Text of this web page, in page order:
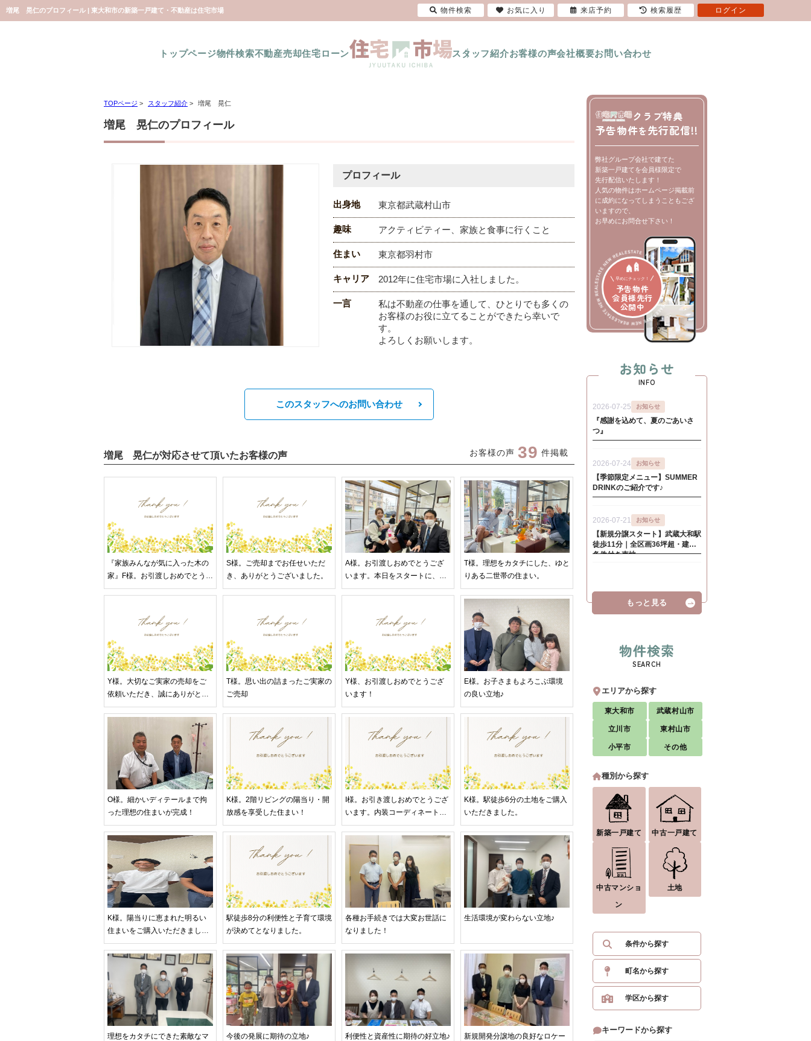
増尾 晃仁のプロフィール | 東大和市の新築一戸建て・不動産は住宅市場
トップページ物件検索不動産売却住宅ローン スタッフ紹介お客様の声会社概要お問い合わせ
TOPページ > スタッフ紹介 > 増尾 晃仁
増尾 晃仁のプロフィール
プロフィール
出身地 東京都武蔵村山市
趣味 アクティビティー、家族と食事に行くこと
住まい 東京都羽村市
キャリア 2012年に住宅市場に入社しました。
一言
私は不動産の仕事を通して、ひとりでも多くの
お客様のお役に立てることができたら幸いで
す。
よろしくお願いします。
このスタッフへのお問い合わせ
増尾 晃仁が対応させて頂いたお客様の声 39
『家族みんなが気に入った木の
家』F様。お引渡しおめでとうご
ざいます
S様。ご売却までお任せいただ
き、ありがとうございました。
A様。お引渡しおめでとうござ
います。本日をスタートに、素
敵な毎日が続きますように。
T様。理想をカタチにした、ゆと
りある二世帯の住まい。
Y様。大切なご実家の売却をご
依頼いただき、誠にありがとう
ございました。
T様。思い出の詰まったご実家の
ご売却
Y様、お引渡しおめでとうござ
います！
E様。お子さまもよろこぶ環境
の良い立地♪
O様。細かいディテールまで拘
った理想の住まいが完成！
K様。2階リビングの陽当り・開
放感を享受した住まい！
I様。お引き渡しおめでとうござ
います。内装コーディネートで
素敵な家に大変身！
K様。駅徒歩6分の土地をご購入
いただきました。
K様。陽当りに恵まれた明るい
住まいをご購入いただきまし
た！
駅徒歩8分の利便性と子育て環境
が決めてとなりました。
各種お手続きでは大変お世話に
なりました！
生活環境が変わらない立地♪
理想をカタチにできた素敵なマ
今後の発展に期待の立地♪ 利便性と資産性に期待の好立地♪
新規開発分譲地の良好なロケー
クラブ特典
予告物件を先行配信!!
弊社グループ会社で建てた
新築一戸建てを会員様限定で
先行配信いたします！
人気の物件はホームページ掲載前
に成約になってしまうこともござ
いますので、
お早めにお問合せ下さい！
早めにチェック！
予告物件
会員様先行
公開中
お知らせ
INFO
もっと見る
物件検索
SEARCH
エリアから探す
東大和市 武蔵村山市
立川市 東村山市
小平市 その他
種別から探す
新築一戸建て 中古一戸建て
中古マンショ
ン
土地
条件から探す
町名から探す
学区から探す
キーワードから探す
物件検索 お気に入り 来店予約 検索履歴 ログイン